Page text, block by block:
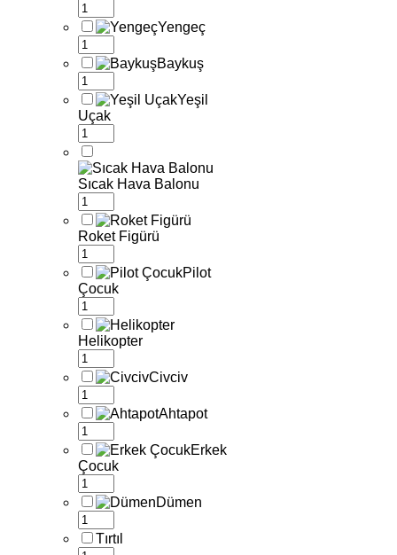
Yengeç
Baykuş
Yeşil
Uçak
Sıcak Hava Balonu
Roket Figürü
Pilot
Çocuk
Helikopter
Civciv
Ahtapot
Erkek
Çocuk
Dümen
Tırtıl